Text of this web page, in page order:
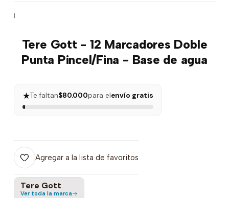
|
Tere Gott - 12 Marcadores Doble
Punta Pincel/Fina - Base de agua
★Te faltan$80.000para elenvío gratis
Agregar a la lista de favoritos
Tere Gott
Ver toda la marca